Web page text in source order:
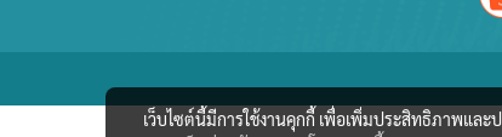
เว็บไซต์นี้มีการใช้งานคุกกี้ เพื่อเพิ่มประสิทธิภาพและ